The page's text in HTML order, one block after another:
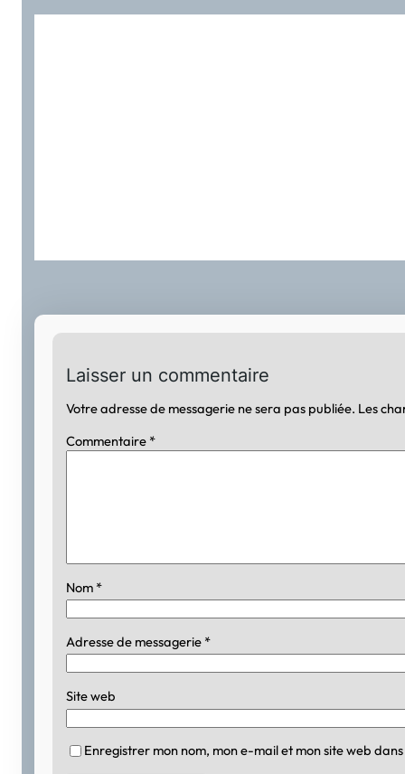
Laisser un commentaire
Votre adresse de messagerie ne sera pas publiée. Les
Commentaire *
Nom *
Adresse de messagerie *
Site web
Enregistrer mon nom, mon e-mail et mon site web